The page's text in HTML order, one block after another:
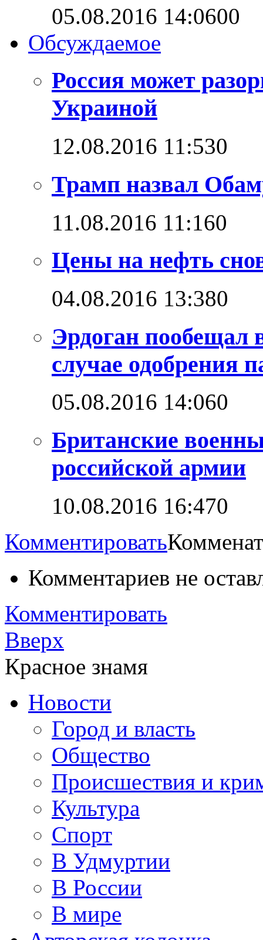
05.08.2016 14:0600
Обсуждаемое
Россия может
Украиной
12.08.2016 11:530
Трамп назвал
11.08.2016 11:160
Цены на нефть
04.08.2016 13:380
Эрдоган пообещал
случае одобрения
05.08.2016 14:060
Британские
российской армии
10.08.2016 16:470
Комментировать
Комментариев не
Комментировать
Вверх
Красное знамя
Новости
Город и власть
Общество
Происшествия и
Культура
Спорт
В Удмуртии
В России
В мире